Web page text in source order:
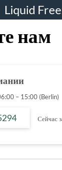
Liquid
нам
– 15:00 (Berlin)
Сейчас